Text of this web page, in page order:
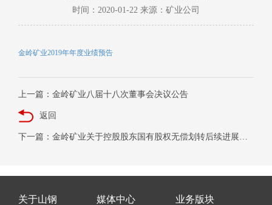
时间：2020-01-22 来源：矿业公司
金岭矿业2019年年度业绩预告
上一篇：金岭矿业八届十八次董事会决议公告
返回
下一篇：金岭矿业关于控股股东国有股权无偿划转后续进展公告
关于山钢 媒体中心 业务版块